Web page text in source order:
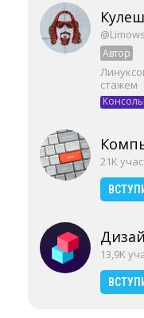
@Limows
Автор
стажем
21K
13,9K